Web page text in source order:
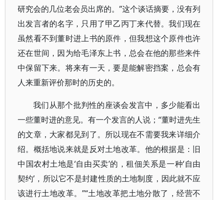
研究会的几位老会员出席的。”这个谈话摘要，没有列
出发言者的名字，只用了甲乙丙丁来代替。我们现在
虽然看不到董时进上书的原件，但我想这个原件也许
还在世间，因为给毛泽东上书，总会在他的那些来件
中保留下来。将来有一天，要是能解密挡案，总会有
人来重新评价那时的历史的。
我们从那个批判性的座谈会发言中，多少能看出
一些董时进的意见。有一个发言的人说；“董时进先生
的文章，大家都见到了。所以现在不需要我来详细介
绍。概括地说来就是反对土地改革。他的根据是：旧
中国农村土地是‘自由买卖’的，租佃关系是一种‘自由
契约’，所以它不是封建性质的土地制度，因此就不应
该进行土地改革。”“土地改革把土地分散了，经营不